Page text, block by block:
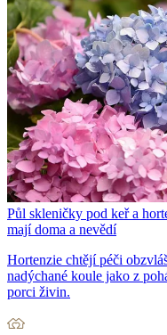
Půl skleničky pod keř a
mají doma a nevědí
Hortenzie chtějí péči
nadýchané koule jako z
porci živin.